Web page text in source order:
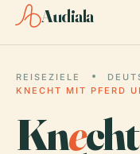
Audiala
REISEZIELE
KNECHT MIT PFERD
Kne